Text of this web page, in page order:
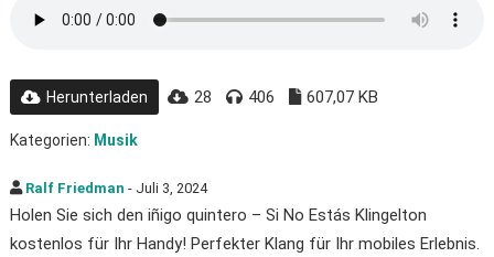
Herunterladen 28 406 607,07 KB
Kategorien: Musik
Ralf Friedman - Juli 3, 2024
Holen Sie sich den iñigo quintero – Si No Estás Klingelton
kostenlos für Ihr Handy! Perfekter Klang für Ihr mobiles Erlebnis.